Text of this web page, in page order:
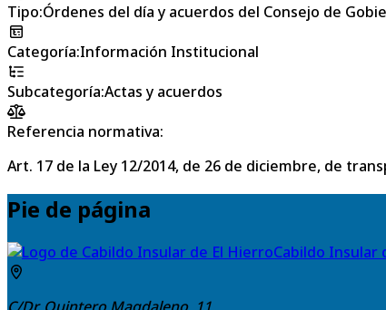
Tipo:Órdenes del día y acuerdos del Consejo de
Categoría:Información Institucional
Subcategoría:Actas y acuerdos
Referencia normativa:
Art. 17 de la Ley 12/2014, de 26 de diciembre, de
Pie de página
Cabildo Insular
C/Dr. Quintero Magdaleno, 11